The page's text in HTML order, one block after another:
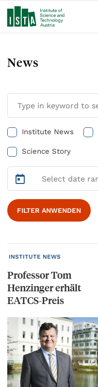
News
Institute News
Science Story
FILTER ANWENDEN
INSTITUTE NEWS
Professor Tom
Henzinger erhält
EATCS-Preis